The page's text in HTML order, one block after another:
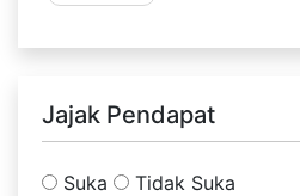
Jajak Pendapat
Suka Tidak Suka